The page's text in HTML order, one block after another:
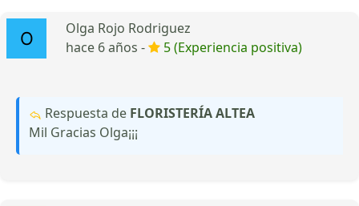
Olga Rojo Rodriguez
hace 6 años -
5 (Experiencia positiva)
Respuesta de FLORISTERÍA ALTEA
Mil Gracias Olga¡¡¡